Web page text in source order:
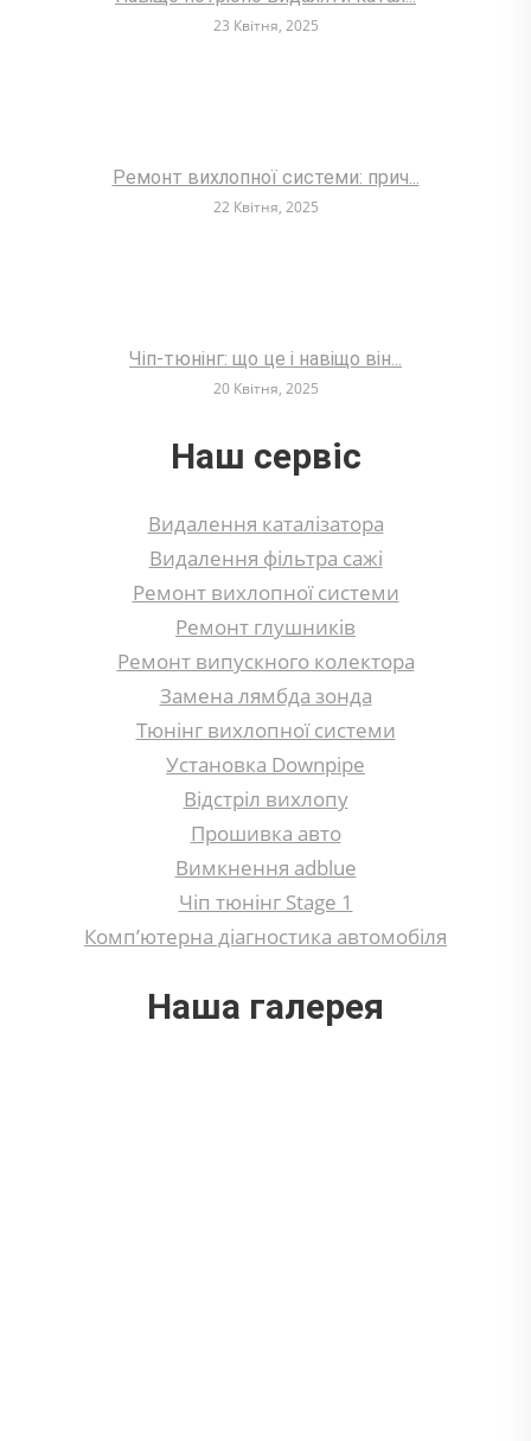
23 Квітня, 2025
Ремонт вихлопної системи: прич...
22 Квітня, 2025
Чіп-тюнінг: що це і навіщо він...
20 Квітня, 2025
Наш сервіс
Видалення каталізатора
Видалення фільтра сажі
Ремонт вихлопної системи
Ремонт глушників
Ремонт випускного колектора
Замена лямбда зонда
Тюнінг вихлопної системи
Установка Downpipe
Відстріл вихлопу
Прошивка авто
Вимкнення adblue
Чіп тюнінг Stage 1
Комп’ютерна діагностика автомобіля
Наша галерея